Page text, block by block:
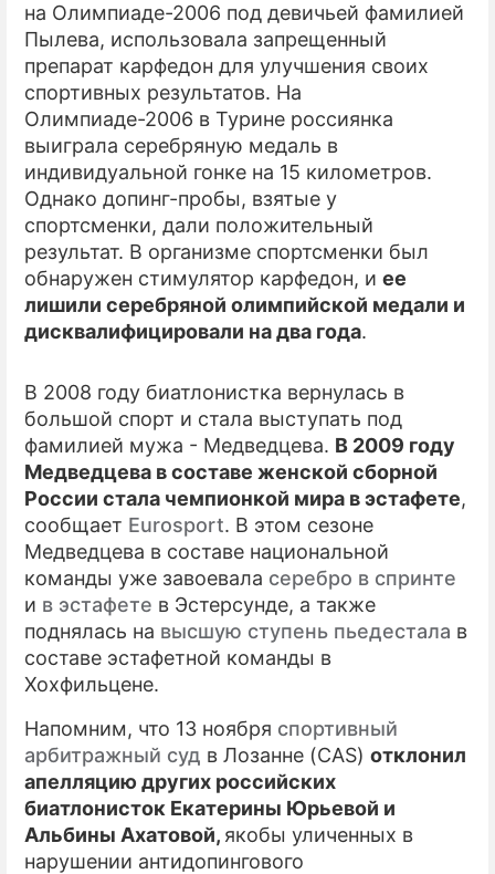
СЕРИАЛЫ
ИГРЫ
ПРЕСС-РЕЛИЗЫ
О ПРОЕКТЕ
на Олимпиаде-2006 под девичьей фамилией
Пылева, использовала запрещенный
препарат карфедон для улучшения своих
спортивных результатов. На
Олимпиаде-2006 в Турине россиянка
выиграла серебряную медаль в
индивидуальной гонке на 15 километров.
Однако допинг-пробы, взятые у
спортсменки, дали положительный
результат. В организме спортсменки был
обнаружен стимулятор карфедон, и ее
лишили серебряной олимпийской медали и
дисквалифицировали на два года.
В 2008 году биатлонистка вернулась в
большой спорт и стала выступать под
фамилией мужа - Медведцева. В 2009 году
Медведцева в составе женской сборной
России стала чемпионкой мира в эстафете,
сообщает Eurosport. В этом сезоне
Медведцева в составе национальной
команды уже завоевала серебро в спринте
и в эстафете в Эстерсунде, а также
поднялась на высшую ступень пьедестала в
составе эстафетной команды в
Хохфильцене.
Напомним, что 13 ноября спортивный
арбитражный суд в Лозанне (CAS) отклонил
апелляцию других российских
биатлонисток Екатерины Юрьевой и
Альбины Ахатовой, якобы уличенных в
нарушении антидопингового